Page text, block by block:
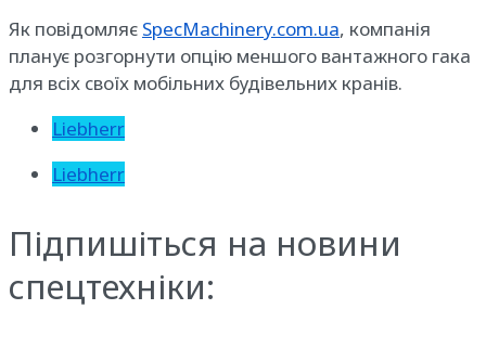
Як повідомляє SpecMachinery.com.ua, компанія
планує розгорнути опцію меншого вантажного гака
для всіх своїх мобільних будівельних кранів.
Liebherr
Liebherr
Підпишіться на новини
спецтехніки: